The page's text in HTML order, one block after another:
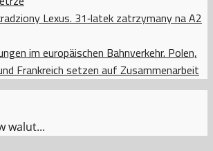
Lexus. 31‑latek zatrzymany na A2
im europäischen Bahnverkehr. Polen,
Frankreich setzen auf Zusammenarbeit
walut...